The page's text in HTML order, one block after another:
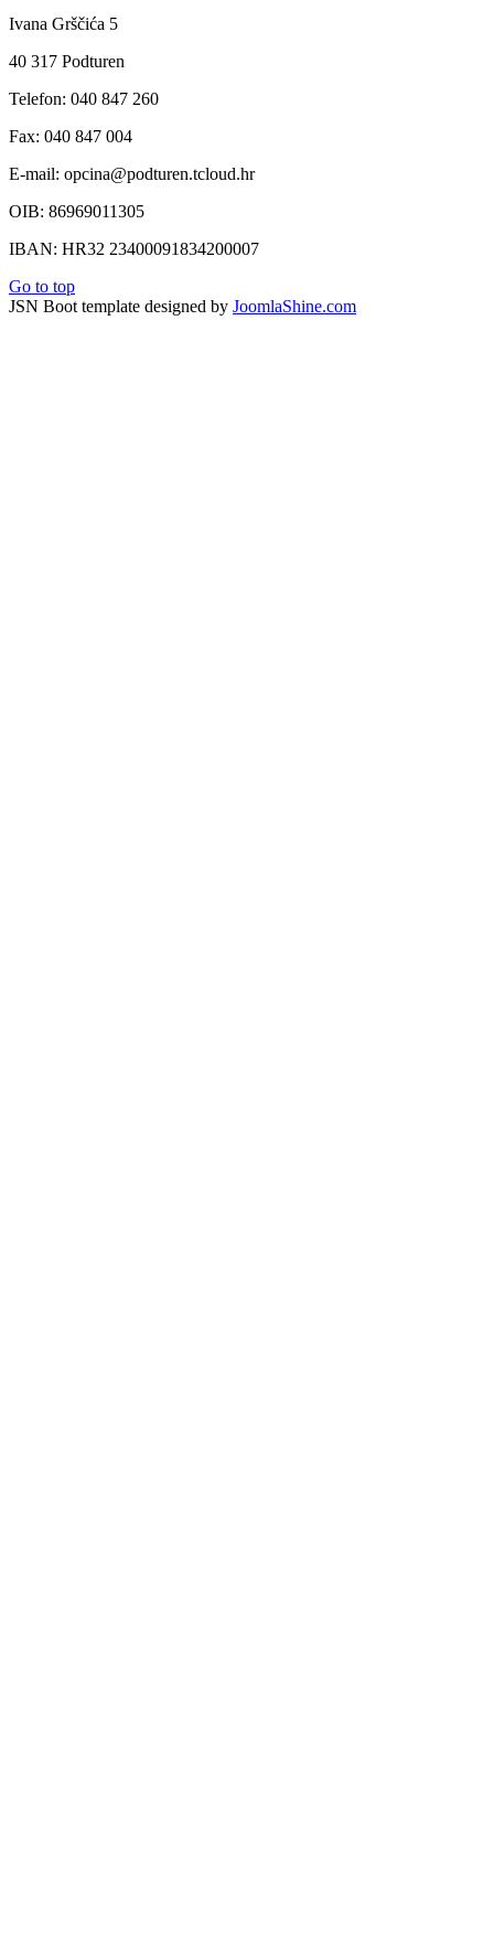
Ivana Grščića 5
40 317 Podturen
Telefon: 040 847 260
Fax: 040 847 004
E-mail: opcina@podturen.tcloud.hr
OIB: 86969011305
IBAN: HR32 23400091834200007
Go to top
JSN Boot template designed by JoomlaShine.com